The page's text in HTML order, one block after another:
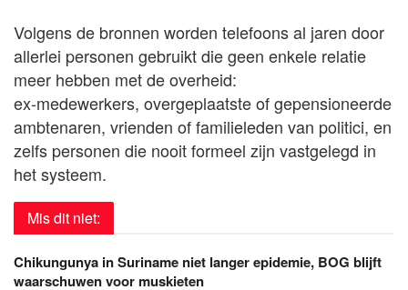
Volgens de bronnen worden telefoons al jaren door
allerlei personen gebruikt die geen enkele relatie
meer hebben met de overheid:
ex-medewerkers, overgeplaatste of gepensioneerde
ambtenaren, vrienden of familieleden van politici, en
zelfs personen die nooit formeel zijn vastgelegd in
het systeem.
Mis dit niet:
Chikungunya in Suriname niet langer epidemie, BOG blijft
waarschuwen voor muskieten